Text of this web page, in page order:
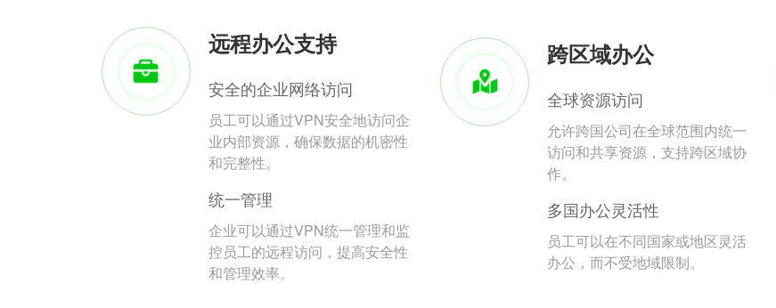
远程办公支持
安全的企业网络访问
员工可以通过VPN安全地访问企
业内部资源，确保数据的机密性
和完整性。
统一管理
企业可以通过VPN统一管理和监
控员工的远程访问，提高安全性
和管理效率。
跨区域办公
全球资源访问
允许跨国公司在全球范围内统一
访问和共享资源，支持跨区域协
作。
多国办公灵活性
员工可以在不同国家或地区灵活
办公，而不受地域限制。